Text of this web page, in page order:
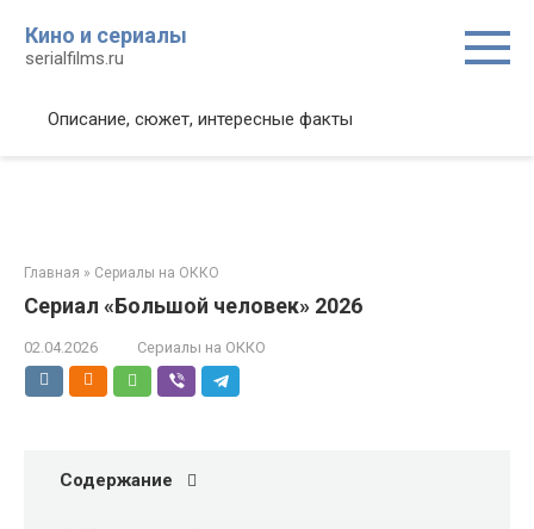
контенту
Кино и сериалы
serialfilms.ru
Описание, сюжет, интересные факты
Главная » Сериалы на ОККО
Сериал «Большой человек» 2026
02.04.2026 Сериалы на ОККО
Содержание